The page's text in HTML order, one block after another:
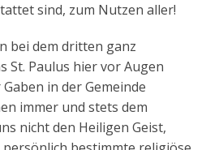
sind, zum Nutzen aller!
bei dem dritten ganz
St. Paulus hier vor Augen
in der Gemeinde
immer und stets dem
nicht den Heiligen Geist,